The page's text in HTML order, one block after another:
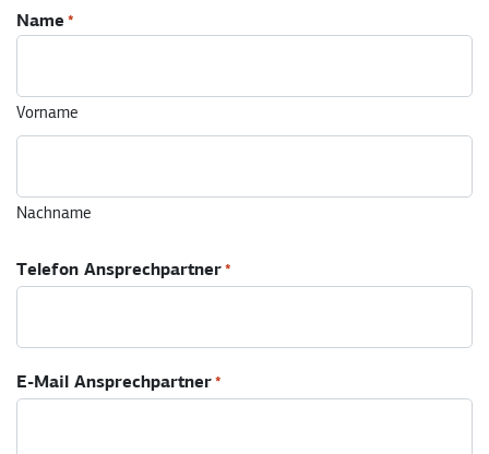
Name *
Vorname
Nachname
Telefon Ansprechpartner *
E-Mail Ansprechpartner *